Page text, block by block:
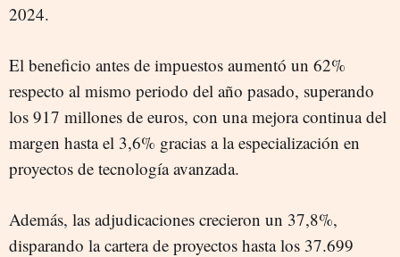
2024.
El beneficio antes de impuestos aumentó un 62%
respecto al mismo periodo del año pasado, superando
los 917 millones de euros, con una mejora continua del
margen hasta el 3,6% gracias a la especialización en
proyectos de tecnología avanzada.
Además, las adjudicaciones crecieron un 37,8%,
disparando la cartera de proyectos hasta los 37.699